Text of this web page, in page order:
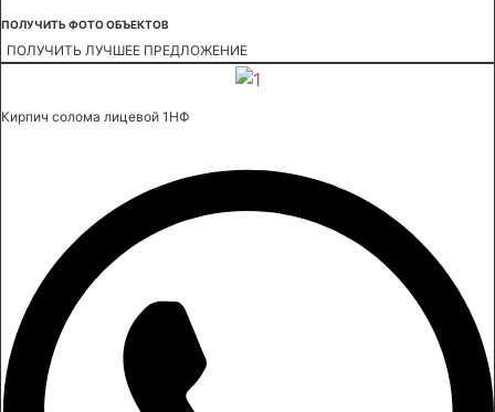
ПОЛУЧИТЬ ФОТО ОБЪЕКТОВ
ПОЛУЧИТЬ ЛУЧШЕЕ ПРЕДЛОЖЕНИЕ
Кирпич солома лицевой 1НФ